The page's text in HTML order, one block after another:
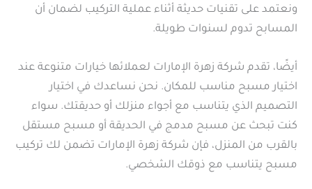
ونعتمد على تقنيات حديثة أثناء عملية التركيب لضمان أن
المسابح تدوم لسنوات طويلة.
أيضًا، تقدم شركة زهرة الإمارات لعملائها خيارات متنوعة عند
اختيار مسبح مناسب للمكان. نحن نساعدك في اختيار
التصميم الذي يتناسب مع أجواء منزلك أو حديقتك. سواء
كنت تبحث عن مسبح مدمج في الحديقة أو مسبح مستقل
بالقرب من المنزل، فإن شركة زهرة الإمارات تضمن لك تركيب
مسبح يتناسب مع ذوقك الشخصي.